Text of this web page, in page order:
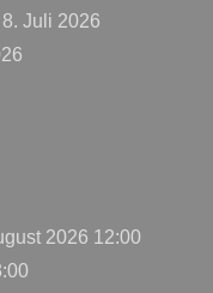
8. Juli 2026
2026 12:00